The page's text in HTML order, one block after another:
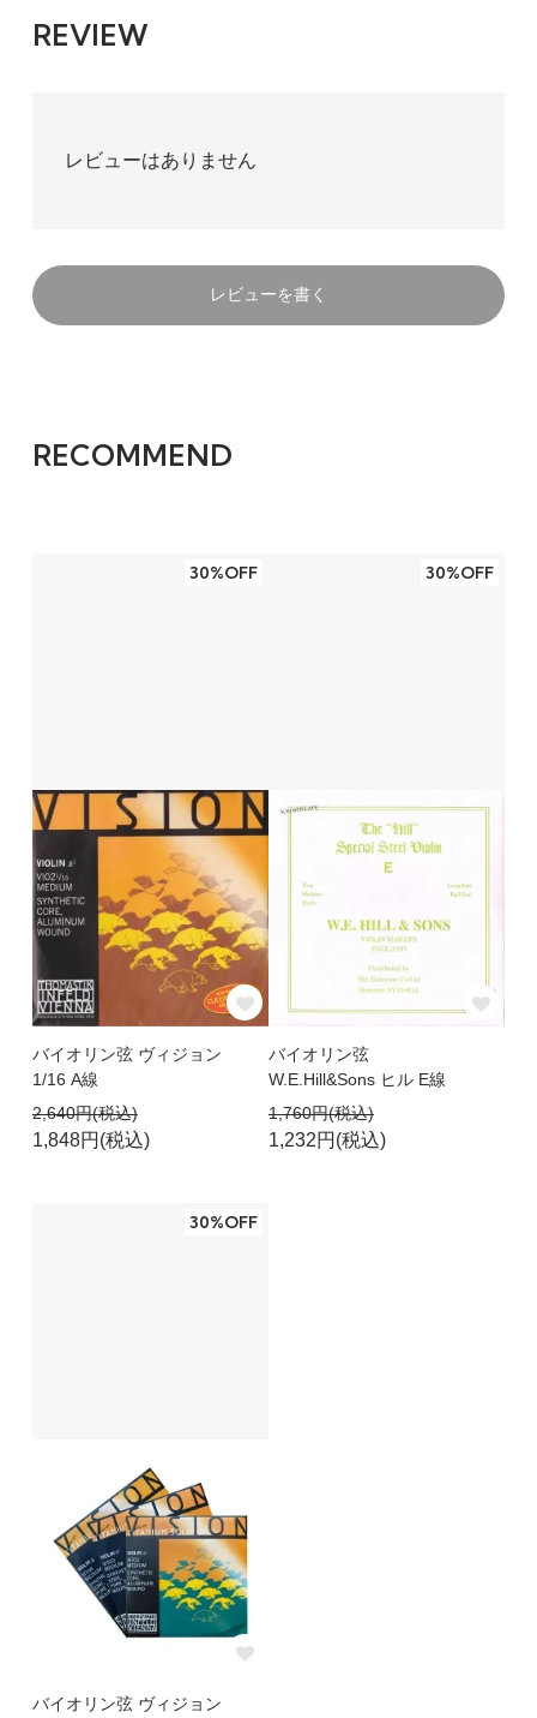
REVIEW
レビューはありません
レビューを書く
RECOMMEND
30%OFF
バイオリン弦 ヴィジョン
1/16 A線
2,640円(税込)
1,848円(税込)
30%OFF
バイオリン弦
W.E.Hill&Sons ヒル E線
1,760円(税込)
1,232円(税込)
30%OFF
バイオリン弦 ヴィジョン